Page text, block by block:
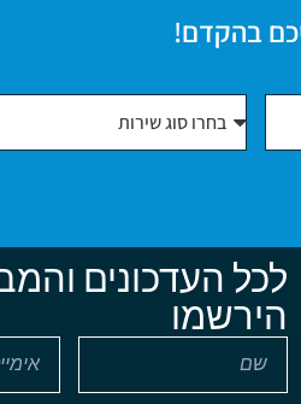
בהקדם!
לכל העדכונים
הירשמו